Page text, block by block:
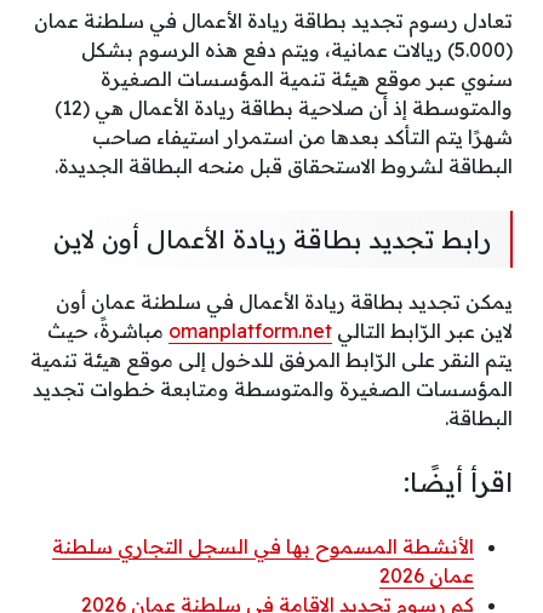
تعادل رسوم تجديد بطاقة ريادة الأعمال في سلطنة عمان
(5.000) ريالات عمانية، ويتم دفع هذه الرسوم بشكل
سنوي عبر موقع هيئة تنمية المؤسسات الصغيرة
والمتوسطة إذ أن صلاحية بطاقة ريادة الأعمال هي (12)
شهرًا يتم التأكد بعدها من استمرار استيفاء صاحب
البطاقة لشروط الاستحقاق قبل منحه البطاقة الجديدة.
رابط تجديد بطاقة ريادة الأعمال أون لاين
يمكن تجديد بطاقة ريادة الأعمال في سلطنة عمان أون
لاين عبر الرّابط التالي omanplatform.net مباشرةً، حيث
يتم النقر على الرّابط المرفق للدخول إلى موقع هيئة تنمية
المؤسسات الصغيرة والمتوسطة ومتابعة خطوات تجديد
البطاقة.
اقرأ أيضًا:
الأنشطة المسموح بها في السجل التجاري سلطنة
عمان 2026
كم رسوم تجديد الإقامة في سلطنة عمان 2026